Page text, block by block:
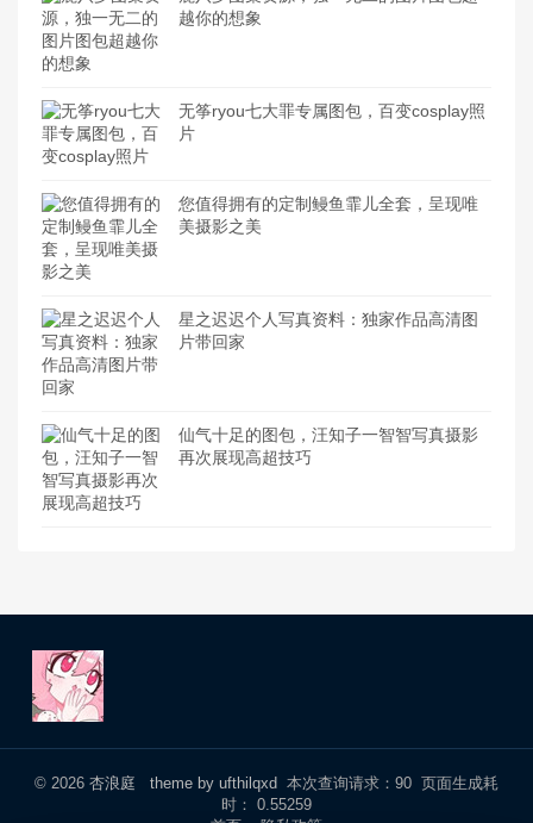
越你的想象
无筝ryou七大罪专属图包，百变cosplay照
片
您值得拥有的定制鳗鱼霏儿全套，呈现唯
美摄影之美
星之迟迟个人写真资料：独家作品高清图
片带回家
仙气十足的图包，汪知子一智智写真摄影
再次展现高超技巧
© 2026 杏浪庭 theme by ufthilqxd 本次查询请求：90 页面生成耗
时： 0.55259